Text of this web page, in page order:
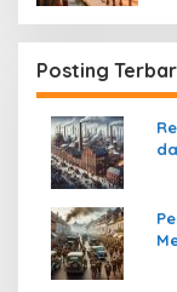
Posting